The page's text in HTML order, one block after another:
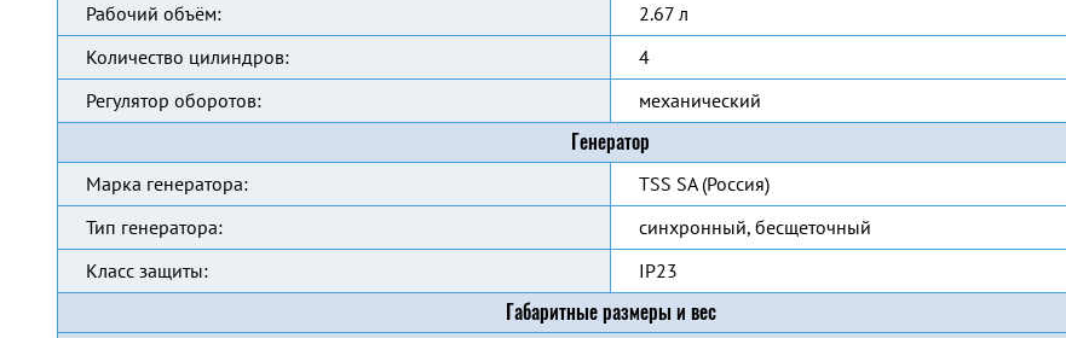
Рабочий объём:
2.67 л
Количество цилиндров:
4
Регулятор оборотов:
механический
Генератор
Марка генератора:
TSS SA (Россия)
Тип генератора:
синхронный, бесщеточный
Класс защиты:
IP23
Габаритные размеры и вес